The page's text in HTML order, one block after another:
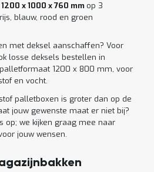
x 1000 x 760 mm op 3
blauw, rood en groen
met deksel aanschaffen? Voor
losse deksels bestellen in
1200 x 800 mm, voor
en vocht.
palletboxen is groter dan op de
jouw gewenste maat er niet bij?
op; we kijken graag mee naar
jouw wensen.